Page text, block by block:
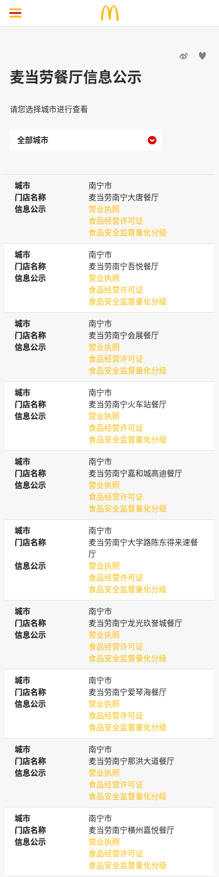
 
麦当劳餐厅信息公示
请您选择城市进行查看

城市
城市
南宁市
门店名称
门店名称
麦当劳南宁大唐餐厅
信息公示
信息公示
营业执照
食品经营许可证
食品安全监督量化分级
城市
城市
南宁市
门店名称
门店名称
麦当劳南宁吾悦餐厅
信息公示
信息公示
营业执照
食品经营许可证
食品安全监督量化分级
城市
城市
南宁市
门店名称
门店名称
麦当劳南宁会展餐厅
信息公示
信息公示
营业执照
食品经营许可证
食品安全监督量化分级
城市
城市
南宁市
门店名称
门店名称
麦当劳南宁火车站餐厅
信息公示
信息公示
营业执照
食品经营许可证
食品安全监督量化分级
城市
城市
南宁市
门店名称
门店名称
麦当劳南宁嘉和城高迪餐厅
信息公示
信息公示
营业执照
食品经营许可证
食品安全监督量化分级
城市
城市
南宁市
门店名称
门店名称
麦当劳南宁大学路陈东得来速餐
厅
信息公示
信息公示
营业执照
食品经营许可证
食品安全监督量化分级
城市
城市
南宁市
门店名称
门店名称
麦当劳南宁龙光玖誉城餐厅
信息公示
信息公示
营业执照
食品经营许可证
食品安全监督量化分级
城市
城市
南宁市
门店名称
门店名称
麦当劳南宁爱琴海餐厅
信息公示
信息公示
营业执照
食品经营许可证
食品安全监督量化分级
城市
城市
南宁市
门店名称
门店名称
麦当劳南宁那洪大道餐厅
信息公示
信息公示
营业执照
食品经营许可证
食品安全监督量化分级
城市
城市
南宁市
门店名称
门店名称
麦当劳南宁横州嘉悦餐厅
信息公示
信息公示
营业执照
食品经营许可证
食品安全监督量化分级